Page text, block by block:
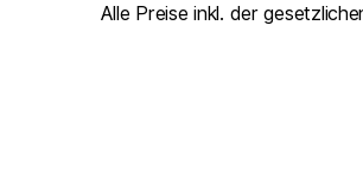
Alle Preise inkl. der